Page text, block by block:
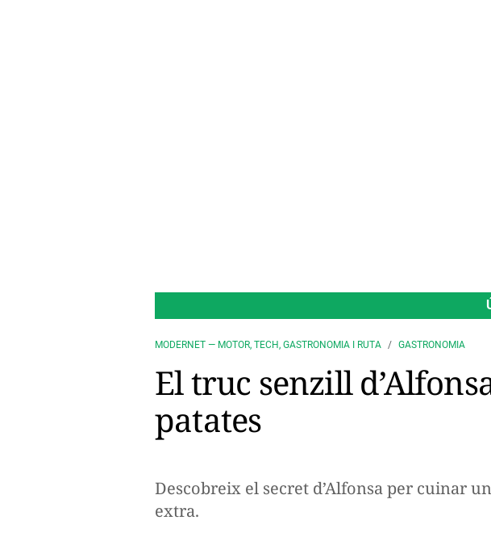
MODERNET — MOTOR, TECH, GASTRONOMIA I RUTA GASTRONOMIA
El truc senzill
patates
Descobreix el secret d’Alfonsa per cuinar
extra.